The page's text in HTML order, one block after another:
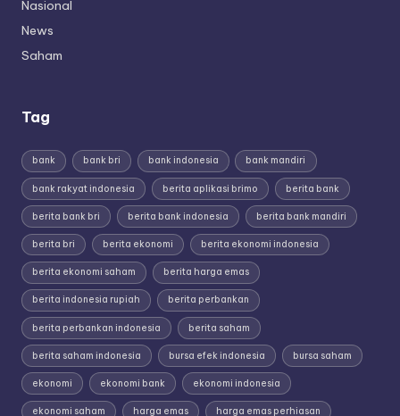
Nasional
News
Saham
Tag
bank bank bri bank indonesia bank mandiri
bank rakyat indonesia berita aplikasi brimo berita bank
berita bank bri berita bank indonesia berita bank mandiri
berita bri berita ekonomi berita ekonomi indonesia
berita ekonomi saham berita harga emas
berita indonesia rupiah berita perbankan
berita perbankan indonesia berita saham
berita saham indonesia bursa efek indonesia bursa saham
ekonomi ekonomi bank ekonomi indonesia
ekonomi saham harga emas harga emas perhiasan